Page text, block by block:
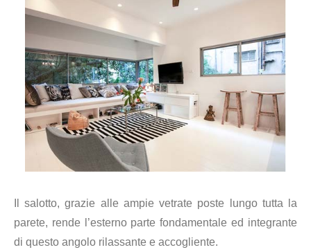
Il salotto, grazie alle ampie vetrate poste lungo tutta la
parete, rende l’esterno parte fondamentale ed integrante
di questo angolo rilassante e accogliente.